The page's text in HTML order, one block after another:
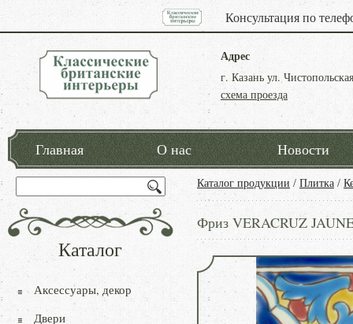
Консультация по
Адрес
г. Казань ул.
схема проезда
Главная О нас Новости
Каталог продукции / Плитка /
Фриз VERACRUZ
Каталог
Аксессуары, декор
Двери